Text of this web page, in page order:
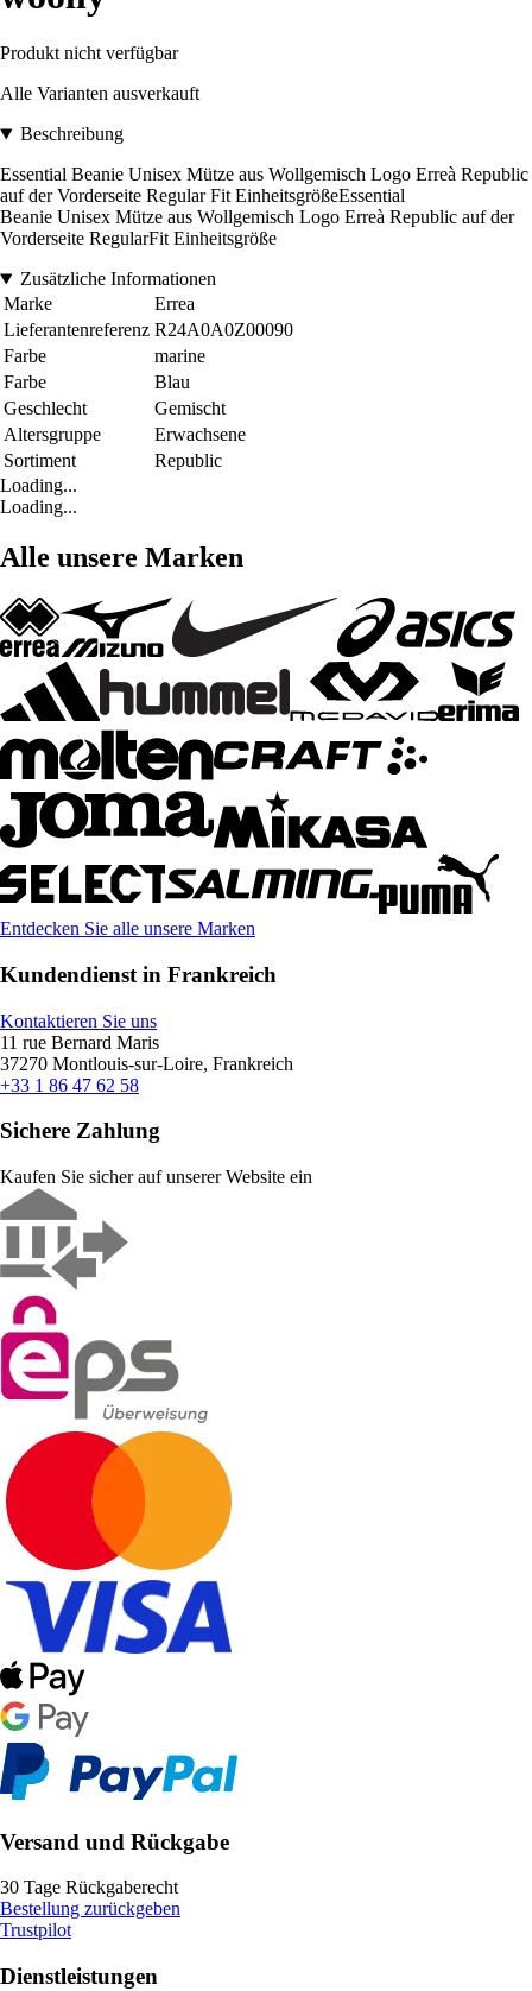
Produkt nicht verfügbar
Alle Varianten ausverkauft
Beschreibung
Essential Beanie Unisex Mütze aus Wollgemisch Logo Erreà Republic
auf der Vorderseite Regular Fit EinheitsgrößeEssential
Beanie Unisex Mütze aus Wollgemisch Logo Erreà Republic auf der
Vorderseite RegularFit Einheitsgröße
Zusätzliche Informationen
Marke
Errea
Lieferantenreferenz R24A0A0Z00090
Farbe
marine
Farbe
Blau
Geschlecht
Gemischt
Altersgruppe
Erwachsene
Sortiment
Republic
Loading...
Loading...
Alle unsere Marken
Entdecken Sie alle unsere Marken
Kundendienst in Frankreich
Kontaktieren Sie uns
11 rue Bernard Maris
37270 Montlouis-sur-Loire, Frankreich
+33 1 86 47 62 58
Sichere Zahlung
Kaufen Sie sicher auf unserer Website ein
Versand und Rückgabe
30 Tage Rückgaberecht
Bestellung zurückgeben
Trustpilot
Dienstleistungen